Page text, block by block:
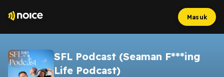
Masuk
SFL Podcast (Seaman F***ing
Life Podcast)